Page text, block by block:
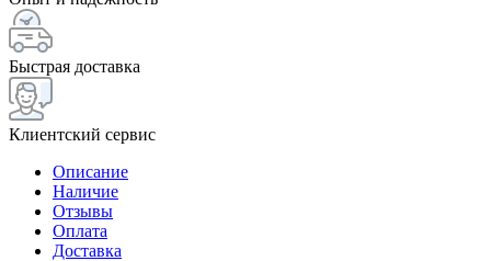
Быстрая доставка
Клиентский сервис
Описание
Наличие
Отзывы
Оплата
Доставка